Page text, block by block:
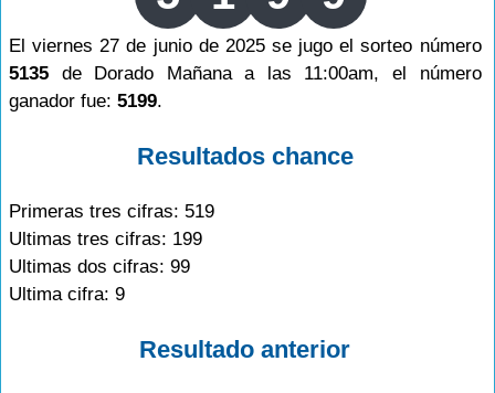
El viernes 27 de junio de 2025 se jugo el sorteo número
5135 de Dorado Mañana a las 11:00am, el número
ganador fue: 5199.
Resultados chance
Primeras tres cifras: 519
Ultimas tres cifras: 199
Ultimas dos cifras: 99
Ultima cifra: 9
Resultado anterior